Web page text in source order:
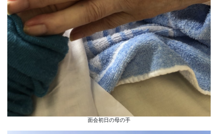
面会初日の母の手